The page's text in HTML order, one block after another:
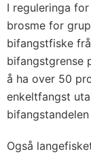
I reguleringa
brosme for
bifangstfiske
bifangstgrense
å ha over 50
enkeltfangst
Også